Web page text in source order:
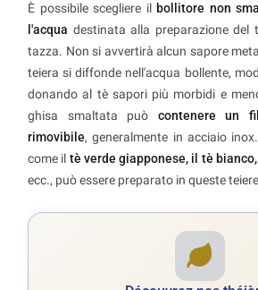
È possibile scegliere il bollitore non
l'acqua destinata alla preparazione del
tazza. Non si avvertirà alcun sapore
teiera si diffonde nell'acqua bollente,
donando al tè sapori più morbidi e
ghisa smaltata può contenere un
rimovibile, generalmente in acciaio
come il tè verde giapponese, il tè
ecc., può essere preparato in queste